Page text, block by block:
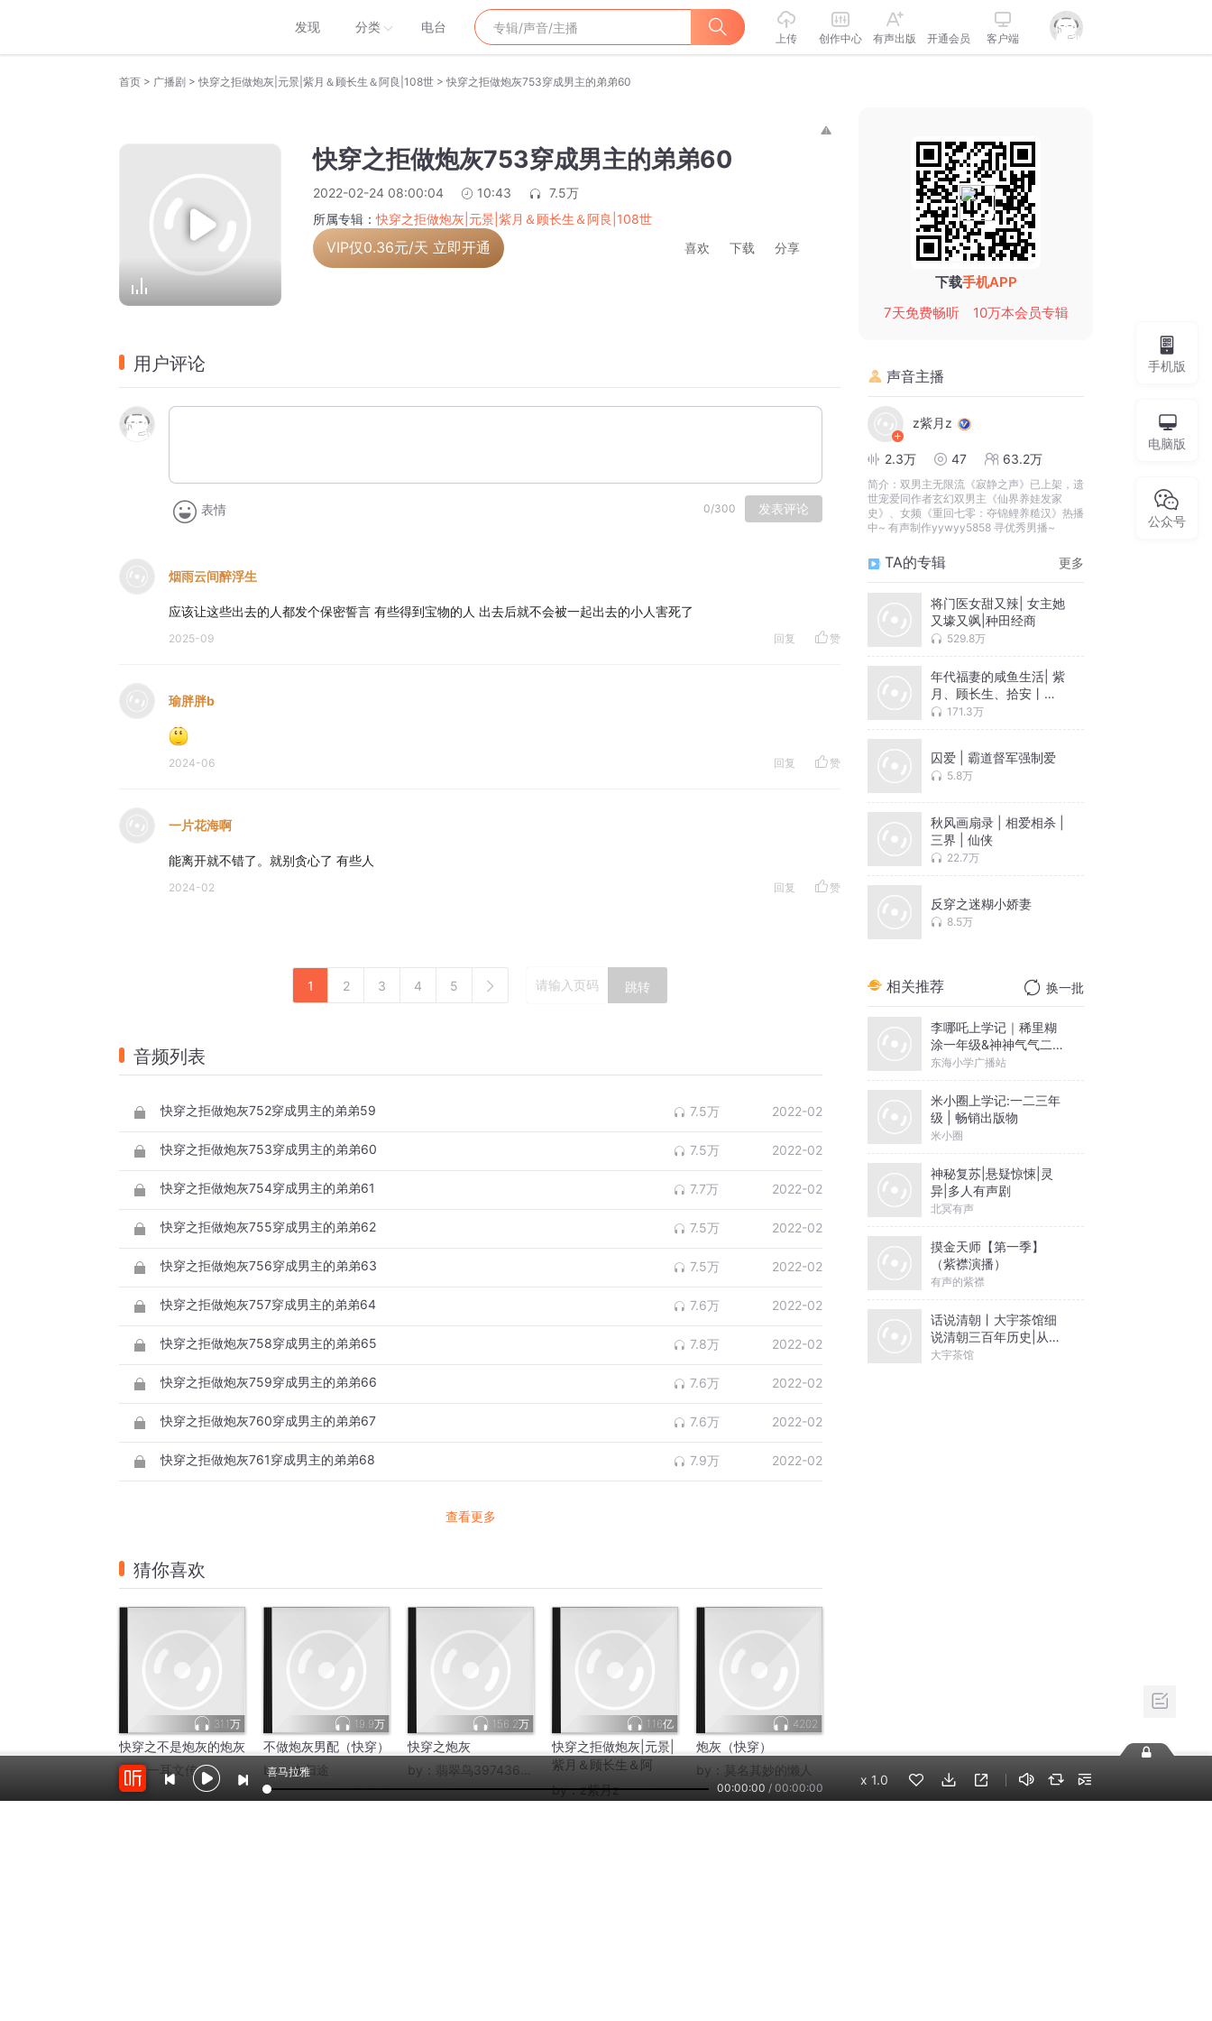
发现 分类 电台
上传 创作中心 有声出版 开通会员 客户端
首页 > 广播剧 > 快穿之拒做炮灰|元景|紫月＆顾长生＆阿良|108世 > 快穿之拒做炮灰753穿成男主的弟弟60
快穿之拒做炮灰753穿成男主的弟弟60
2022-02-24 08:00:04 10:43
7.5万
所属专辑：快穿之拒做炮灰|元景|紫月＆顾长生＆阿良|108世
VIP仅0.36元/天 立即开通 喜欢 下载 分享
用户评论
表情 0/300 发表评论
烟雨云间醉浮生
应该让这些出去的人都发个保密誓言 有些得到宝物的人 出去后就不会被一起出去的小人害死了
2025-09 回复 赞
瑜胖胖b
2024-06 回复 赞
一片花海啊
能离开就不错了。就别贪心了 有些人
2024-02 回复 赞
1 2 3 4 5 跳转
音频列表
快穿之拒做炮灰752穿成男主的弟弟59 7.5万 2022-02
快穿之拒做炮灰753穿成男主的弟弟60 7.5万 2022-02
快穿之拒做炮灰754穿成男主的弟弟61 7.7万 2022-02
快穿之拒做炮灰755穿成男主的弟弟62 7.5万 2022-02
快穿之拒做炮灰756穿成男主的弟弟63 7.5万 2022-02
快穿之拒做炮灰757穿成男主的弟弟64 7.6万 2022-02
快穿之拒做炮灰758穿成男主的弟弟65 7.8万 2022-02
快穿之拒做炮灰759穿成男主的弟弟66 7.6万 2022-02
快穿之拒做炮灰760穿成男主的弟弟67 7.6万 2022-02
快穿之拒做炮灰761穿成男主的弟弟68 7.9万 2022-02
查看更多
猜你喜欢
31.1万
快穿之不是炮灰的炮灰
by：一耳文传
19.9万
不做炮灰男配（快穿）
by：末归途
156.2万
快穿之炮灰
by： 翡翠鸟397436395
1.16亿
快穿之拒做炮灰|元景|
紫月＆顾长生＆阿
良|108世
by：z紫月z
4202
炮灰（快穿）
by： 莫名其妙的懒人
下载手机APP
7天免费畅听
10万本会员专辑
声音主播
z紫月z
2.3万 47 63.2万
简介： 双男主无限流《寂静之声》已上架，遗
世宠爱同作者玄幻双男主《仙界养娃发家
史》、女频《重回七零：夺锦鲤养糙汉》热播
中~ 有声制作yywyy5858 寻优秀男播~
TA的专辑 更多
将门医女甜又辣| 女主她
又壕又飒|种田经商
529.8万
年代福妻的咸鱼生活| 紫
月、顾长生、拾安丨多
人有声剧
171.3万
囚爱 | 霸道督军强制爱
5.8万
秋风画扇录 | 相爱相杀 |
三界 | 仙侠
22.7万
反穿之迷糊小娇妻
8.5万
相关推荐 换一批
李哪吒上学记｜稀里糊
涂一年级&神神气气二年
级
东海小学广播站
米小圈上学记:一二三年
级 | 畅销出版物
米小圈
神秘复苏|悬疑惊悚|灵
异|多人有声剧
北冥有声
摸金天师【第一季】
（紫襟演播）
有声的紫襟
话说清朝丨大宇茶馆细
说清朝三百年历史|从努
尔哈赤到末代皇帝溥仪|
大宇茶馆
手机版
电脑版
公众号
喜马拉雅
00:00:00 / 00:00:00
x 1.0